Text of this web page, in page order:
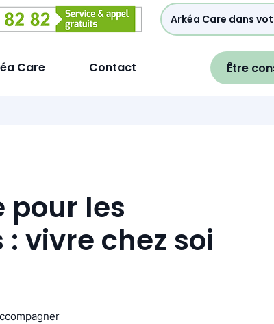
Arkéa Care dans
Care Contact Être
pour les
vivre chez soi